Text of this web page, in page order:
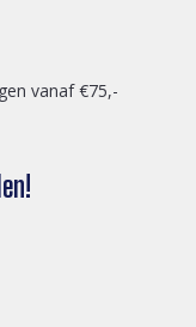
vanaf €75,-